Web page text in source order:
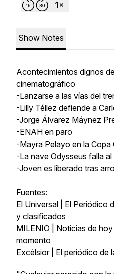
Show Notes
Acontecimientos dignos
cinematográfico
-Lanzarse a las vías del
-Lilly Téllez defiende a
-Jorge Álvarez Máynez
-ENAH en paro
-Mayra Pelayo en la Copa
-La nave Odysseus falla
-Joven es liberado tras
Fuentes:
El Universal | El Periódico
y clasificados
MILENIO | Noticias de
momento
Excélsior | El periódico de